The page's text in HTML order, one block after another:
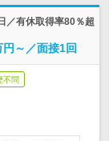
／有休取得率80％超
～／面接1回
不問